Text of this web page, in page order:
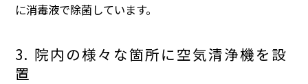
に消毒液で除菌しています。
3. 院内の様々な箇所に空気清浄機を設
置